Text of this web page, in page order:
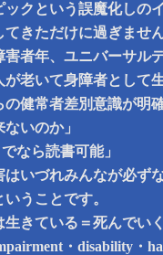
ックという誤魔化しの
てきただけに過ぎませ
害者年、ユニバーサル
老いて身障者として
の健常者差別意識が明
いのか」
なら読書可能」
はいづれみんなが必ず
うことです。
生きている＝死んでい
・disability・